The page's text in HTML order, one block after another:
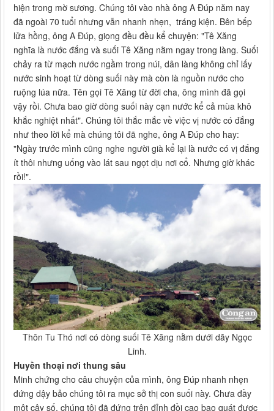
hiện trong mờ sương. Chúng tôi vào nhà ông A Đúp năm nay
đã ngoài 70 tuổi nhưng vẫn nhanh nhẹn, tráng kiện. Bên bếp
lửa hồng, ông A Đúp, giọng đều đều kể chuyện: "Tê Xăng
nghĩa là nước đắng và suối Tê Xăng nằm ngay trong làng. Suối
chảy ra từ mạch nước ngầm trong núi, dân làng không chỉ lấy
nước sinh hoạt từ dòng suối này mà còn là nguồn nước cho
ruộng lúa nữa. Tên gọi Tê Xăng từ đời cha, ông mình đã gọi
vậy rồi. Chưa bao giờ dòng suối này cạn nước kể cả mùa khô
khắc nghiệt nhất". Chúng tôi thắc mắc về việc vị nước có đắng
như theo lời kể mà chúng tôi đã nghe, ông A Đúp cho hay:
"Ngày trước mình cũng nghe người già kể lại là nước có vị đắng
ít thôi nhưng uống vào lát sau ngọt dịu nơi cổ. Nhưng giờ khác
rồi!".
Thôn Tu Thó nơi có dòng suối Tê Xăng nằm dưới dãy Ngọc
Linh.
Huyền thoại nơi thung sâu
Minh chứng cho câu chuyện của mình, ông Đúp nhanh nhẹn
đứng dậy bảo chúng tôi ra mục sở thị con suối này. Chưa đầy
một cây số, chúng tôi đã đứng trên đỉnh đồi cao bao quát được